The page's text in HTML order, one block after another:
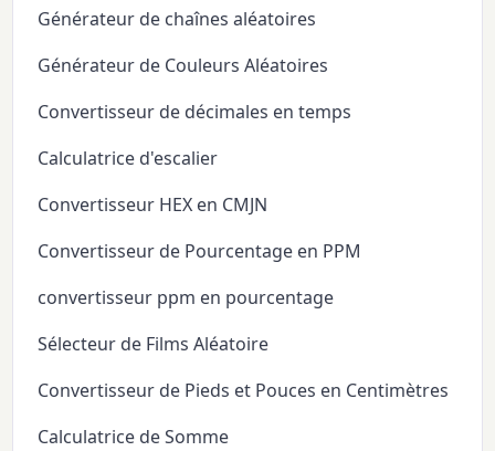
Générateur de chaînes aléatoires
Générateur de Couleurs Aléatoires
Convertisseur de décimales en temps
Calculatrice d'escalier
Convertisseur HEX en CMJN
Convertisseur de Pourcentage en PPM
convertisseur ppm en pourcentage
Sélecteur de Films Aléatoire
Convertisseur de Pieds et Pouces en Centimètres
Calculatrice de Somme